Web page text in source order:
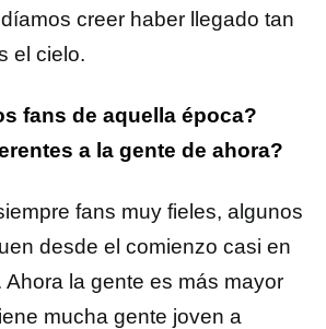
creer haber llegado tan
el cielo.
fans de aquella época?
a la gente de ahora?
fans muy fieles, algunos
desde el comienzo casi en
la gente es más mayor
mucha gente joven a